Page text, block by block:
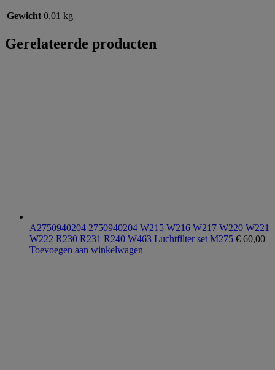
Gewicht 0,01 kg
Gerelateerde producten
A2750940204 2750940204 W215 W216 W217 W220 W221
W222 R230 R231 R240 W463 Luchtfilter set M275 € 60,00
Toevoegen aan winkelwagen